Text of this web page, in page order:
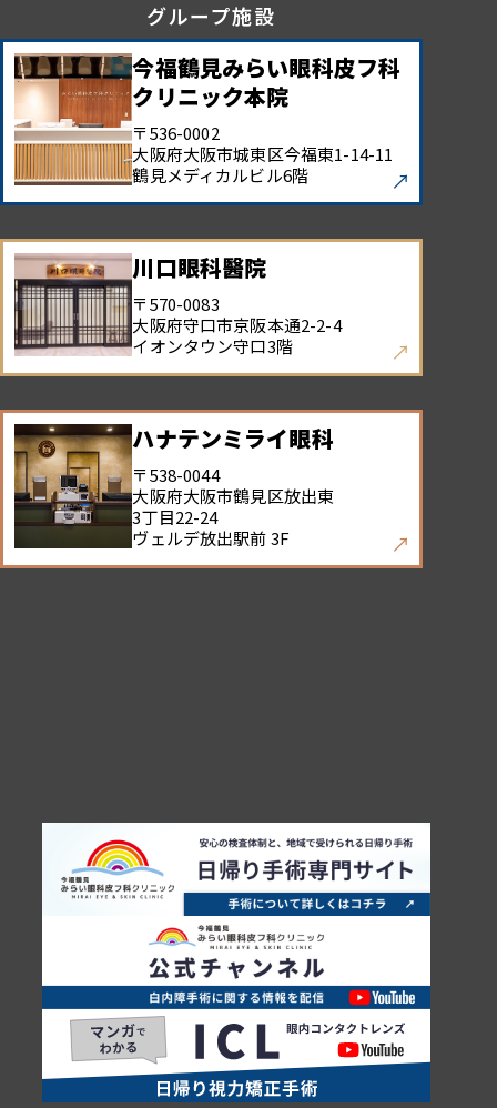
グループ施設
今福鶴見みらい眼科皮フ科
クリニック本院
〒536-0002
大阪府大阪市城東区今福東1-14-11
鶴見メディカルビル6階
川口眼科醫院
〒570-0083
大阪府守口市京阪本通2-2-4
イオンタウン守口3階
ハナテンミライ眼科
〒538-0044
大阪府大阪市鶴見区放出東
3丁目22-24
ヴェルデ放出駅前 3F